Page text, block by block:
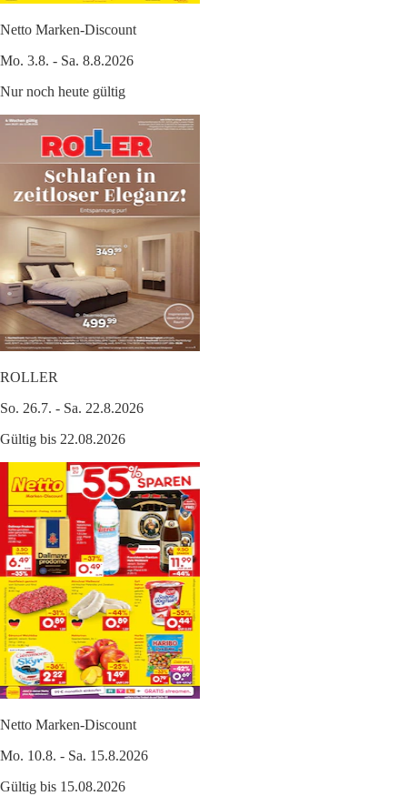
Netto Marken-Discount
Mo. 3.8. - Sa. 8.8.2026
Nur noch heute gültig
ROLLER
So. 26.7. - Sa. 22.8.2026
Gültig bis 22.08.2026
Netto Marken-Discount
Mo. 10.8. - Sa. 15.8.2026
Gültig bis 15.08.2026